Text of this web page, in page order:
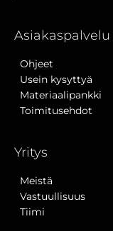
Asiakaspalvelu
Ohjeet
Usein kysyttyä
Materiaalipankki
Toimitusehdot
Yritys
Meistä
Vastuullisuus
Tiimi